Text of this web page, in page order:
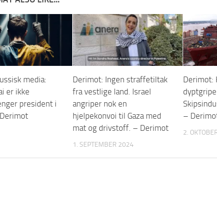
media:
er ikke
president i
Derimot: Ingen straffetiltak
fra vestlige land. Israel
angriper nok en
hjelpekonvoi til Gaza med
mat og drivstoff. – Derimot
1. SEPTEMBER 2024
Derimot:
–
2.